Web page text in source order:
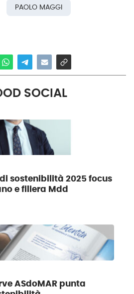
PAOLO MAGGI
SOCIAL
sostenibilità 2025 focus
e filiera Mdd
ASdoMAR punta